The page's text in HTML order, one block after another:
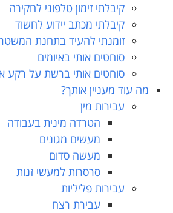
קיבלתי זימון טלפוני לחקירה
קיבלתי מכתב יידוע לחשוד
זומנתי להעיד בתחנת המשטרה
סוחטים אותי באיומים
סוחטים אותי ברשת על רקע
מה עוד מעניין אותך?
עבירות מין
הטרדה מינית בעבודה
מעשים מגונים
מעשה סדום
סרסרות למעשי זנות
עבירות פליליות
עבירת רצח